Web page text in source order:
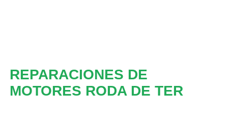
REPARACIONES DE
MOTORES RODA DE TER